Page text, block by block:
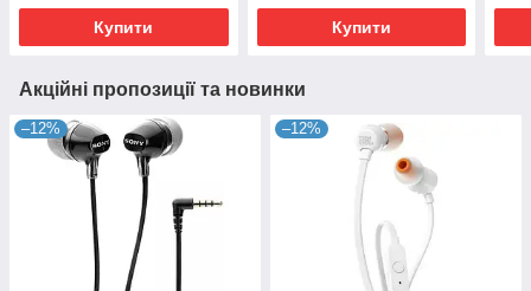
Купити Купити
Акційні пропозиції та новинки
–12% –12%